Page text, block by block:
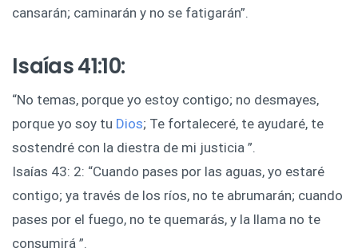
cansarán; caminarán y no se fatigarán”. ‍
Isaías 41:10:
“No temas, porque yo estoy contigo; no desmayes,
porque yo soy tu Dios; Te fortaleceré, te ayudaré, te
sostendré con la diestra de mi justicia ”. ‍
Isaías 43: 2: “Cuando pases por las aguas, yo estaré
contigo; ya través de los ríos, no te abrumarán; cuando
pases por el fuego, no te quemarás, y la llama no te
consumirá ”. ‍